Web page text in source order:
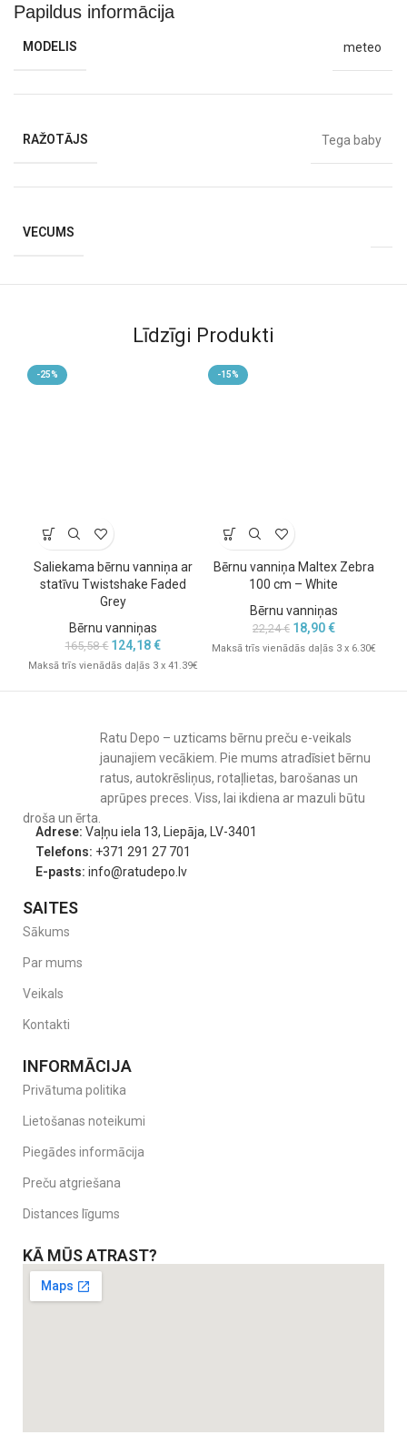
Papildus informācija
MODELIS meteo
RAŽOTĀJS Tega baby
VECUMS
Līdzīgi Produkti
-25%
Saliekama bērnu vanniņa ar
statīvu Twistshake Faded
Grey
Bērnu vanniņas
165,58€ 124,18€
Maksā trīs vienādās daļās 3 x 41.39€
-15%
Bērnu vanniņa Maltex Zebra
100 cm – White
Bērnu vanniņas
22,24€ 18,90€
Maksā trīs vienādās daļās 3 x 6.30€
Ratu Depo – uzticams bērnu preču e-veikals
jaunajiem vecākiem. Pie mums atradīsiet bērnu
ratus, autokrēsliņus, rotaļlietas, barošanas un
aprūpes preces. Viss, lai ikdiena ar mazuli būtu
droša un ērta.
Adrese: Vaļņu iela 13, Liepāja, LV-3401
Telefons: +371 291 27 701
E-pasts: info@ratudepo.lv
SAITES
Sākums
Par mums
Veikals
Kontakti
INFORMĀCIJA
Privātuma politika
Lietošanas noteikumi
Piegādes informācija
Preču atgriešana
Distances līgums
KĀ MŪS ATRAST?